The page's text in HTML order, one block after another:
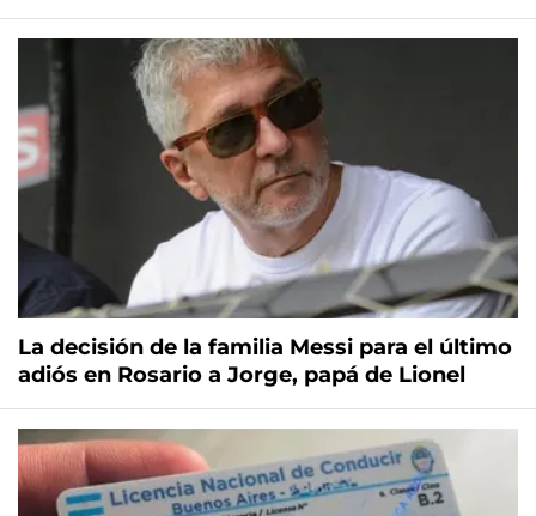
La decisión de la familia Messi para el último
adiós en Rosario a Jorge, papá de Lionel